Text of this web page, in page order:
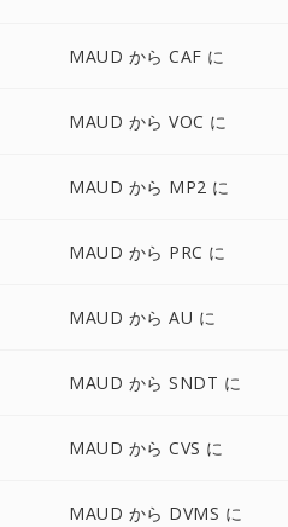
MAUD から CAF に
MAUD から VOC に
MAUD から MP2 に
MAUD から PRC に
MAUD から AU に
MAUD から SNDT に
MAUD から CVS に
MAUD から DVMS に